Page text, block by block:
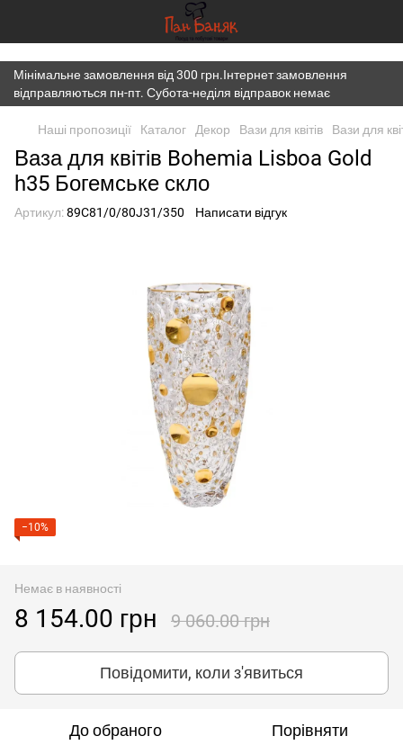
})(window,document,'script','dataLayer','GTM-K7JWBM2W');
Мінімальне замовлення від 300 грн.Інтернет замовлення
відправляються пн-пт. Субота-неділя відправок немає
Наші пропозиції Каталог Декор Вази для квітів Вази для
Ваза для квітів Bohemia Lisboa Gold
h35 Богемське скло
Артикул:89C81/0/80J31/350 Написати відгук
−10%
Немає в наявності
8 154.00 грн 9 060.00 грн
Повідомити, коли з'явиться
До обраного Порівняти